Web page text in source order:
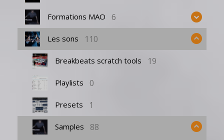
Formations MAO 6
Les sons 110
Breakbeats scratch tools 19
Playlists 0
Presets 1
Samples 88